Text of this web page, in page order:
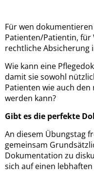
Für wen
Patienten/Patientin, für
rechtliche Absicherung
Wie kann eine
damit sie sowohl
Patienten wie auch
werden kann?
Gibt es die perfekte
An diesem Übungstag
gemeinsam
Dokumentation zu
sich auf einen